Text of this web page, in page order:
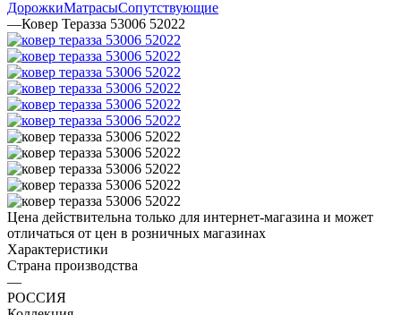
ДорожкиМатрасыСопутствующие
—Ковер Теразза 53006 52022
Цена действительна только для интернет-магазина и может
отличаться от цен в розничных магазинах
Характеристики
Страна производства
—
РОССИЯ